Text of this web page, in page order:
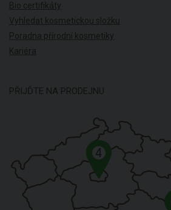
Bio certifikáty
Vyhledat kosmetickou složku
Poradna přírodní kosmetiky
Kariéra
PŘIJĎTE NA PRODEJNU
4